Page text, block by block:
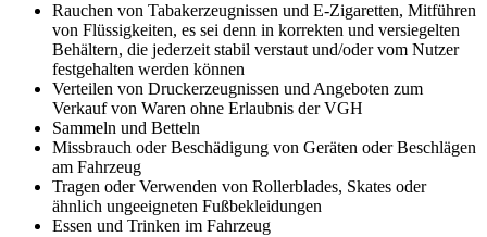
Rauchen von Tabakerzeugnissen und E-Zigaretten, Mitführen
von Flüssigkeiten, es sei denn in korrekten und versiegelten
Behältern, die jederzeit stabil verstaut und/oder vom Nutzer
festgehalten werden können
Verteilen von Druckerzeugnissen und Angeboten zum
Verkauf von Waren ohne Erlaubnis der VGH
Sammeln und Betteln
Missbrauch oder Beschädigung von Geräten oder Beschlägen
am Fahrzeug
Tragen oder Verwenden von Rollerblades, Skates oder
ähnlich ungeeigneten Fußbekleidungen
Essen und Trinken im Fahrzeug